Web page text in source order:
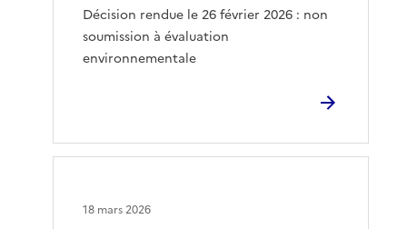
Décision rendue le 26 février 2026 : non
soumission à évaluation
environnementale
18 mars 2026